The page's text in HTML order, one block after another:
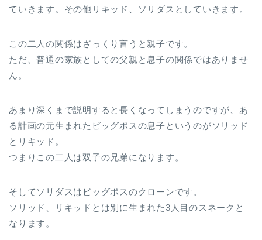
ていきます。その他リキッド、ソリダスとしていきます。
この二人の関係はざっくり言うと親子です。
ただ、普通の家族としての父親と息子の関係ではありませ
ん。
あまり深くまで説明すると長くなってしまうのですが、あ
る計画の元生まれたビッグボスの息子というのがソリッド
とリキッド。
つまりこの二人は双子の兄弟になります。
そしてソリダスはビッグボスのクローンです。
ソリッド、リキッドとは別に生まれた3人目のスネークと
なります。